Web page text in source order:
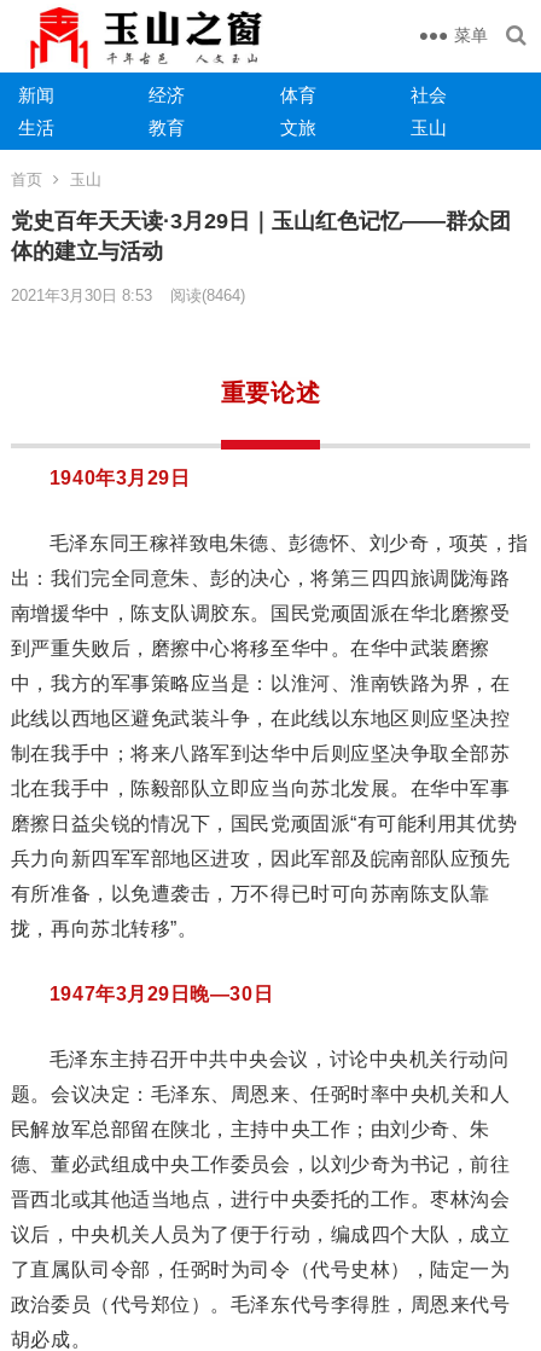
菜单
新闻 经济 体育
社会
生活
教育 文旅 玉山
首页 玉山
党史百年天天读·3月29日｜玉山红色记忆——群众团
体的建立与活动
2021年3月30日 8:53 阅读(8464)
重要论述
1940年3月29日
毛泽东同王稼祥致电朱德、彭德怀、刘少奇，项英，指
出：我们完全同意朱、彭的决心，将第三四四旅调陇海路
南增援华中，陈支队调胶东。国民党顽固派在华北磨擦受
到严重失败后，磨擦中心将移至华中。在华中武装磨擦
中，我方的军事策略应当是：以淮河、淮南铁路为界，在
此线以西地区避免武装斗争，在此线以东地区则应坚决控
制在我手中；将来八路军到达华中后则应坚决争取全部苏
北在我手中，陈毅部队立即应当向苏北发展。在华中军事
磨擦日益尖锐的情况下，国民党顽固派“有可能利用其优势
兵力向新四军军部地区进攻，因此军部及皖南部队应预先
有所准备，以免遭袭击，万不得已时可向苏南陈支队靠
拢，再向苏北转移”。
1947年3月29日晚—30日
毛泽东主持召开中共中央会议，讨论中央机关行动问
题。会议决定：毛泽东、周恩来、任弼时率中央机关和人
民解放军总部留在陕北，主持中央工作；由刘少奇、朱
德、董必武组成中央工作委员会，以刘少奇为书记，前往
晋西北或其他适当地点，进行中央委托的工作。枣林沟会
议后，中央机关人员为了便于行动，编成四个大队，成立
了直属队司令部，任弼时为司令（代号史林），陆定一为
政治委员（代号郑位）。毛泽东代号李得胜，周恩来代号
胡必成。